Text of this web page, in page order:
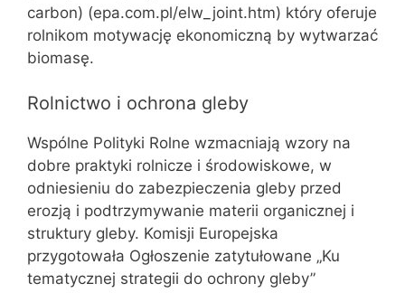
carbon) (epa.com.pl/elw_joint.htm) który oferuje
rolnikom motywację ekonomiczną by wytwarzać
biomasę.
Rolnictwo i ochrona gleby
Wspólne Polityki Rolne wzmacniają wzory na
dobre praktyki rolnicze i środowiskowe, w
odniesieniu do zabezpieczenia gleby przed
erozją i podtrzymywanie materii organicznej i
struktury gleby. Komisji Europejska
przygotowała Ogłoszenie zatytułowane „Ku
tematycznej strategii do ochrony gleby”